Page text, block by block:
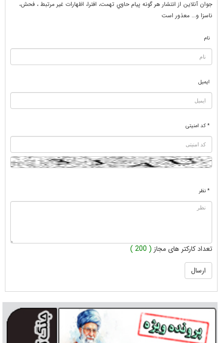
جوان آنلاين از انتشار هر گونه پيام حاوي تهمت، افترا، اظهارات غير مرتبط ، فحش،
ناسزا و... معذور است
نام
ایمیل
* کد امنیتی
* نظر
تعداد کارکتر های مجاز ( 200 )